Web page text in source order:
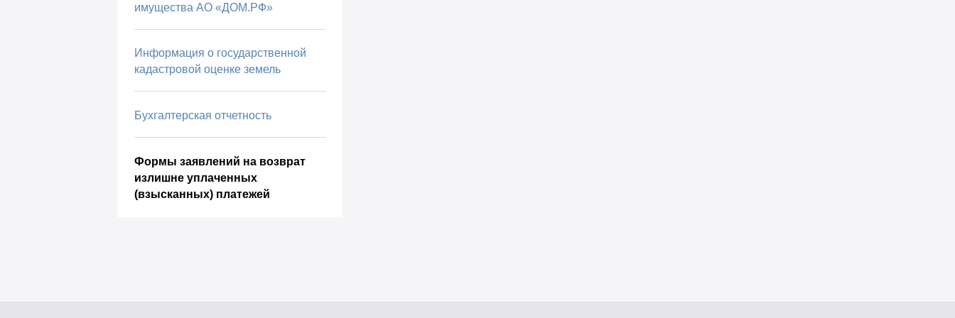
имущества АО «ДОМ.РФ»
Информация о государственной
кадастровой оценке земель
Бухгалтерская отчетность
Формы заявлений на возврат
излишне уплаченных
(взысканных) платежей